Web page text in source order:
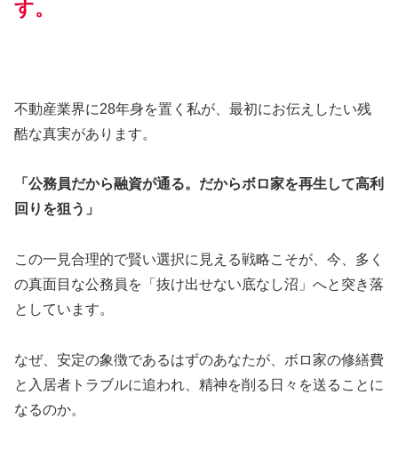
す。
不動産業界に28年身を置く私が、最初にお伝えしたい残
酷な真実があります。
「公務員だから融資が通る。だからボロ家を再生して高利
回りを狙う」
この一見合理的で賢い選択に見える戦略こそが、今、多く
の真面目な公務員を「抜け出せない底なし沼」へと突き落
としています。
なぜ、安定の象徴であるはずのあなたが、ボロ家の修繕費
と入居者トラブルに追われ、精神を削る日々を送ることに
なるのか。